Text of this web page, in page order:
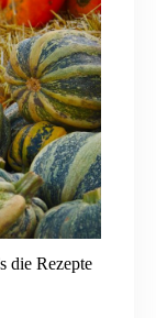
die Rezepte